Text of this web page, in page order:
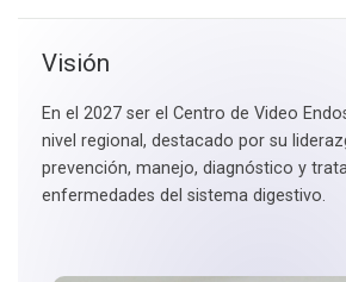
Visión
En el 2027 ser el Centro de Video
nivel regional, destacado por su
prevención, manejo, diagnóstico y
enfermedades del sistema digestivo.